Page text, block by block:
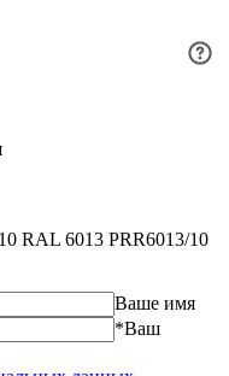
RAL 6013 PRR6013/10
Ваше имя
*Ваш